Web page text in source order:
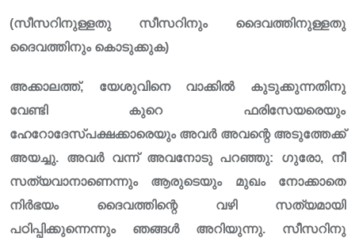
(സീസറിനുള്ളതു സീസറിനും ദൈവത്തിനുള്ളതു
ദൈവത്തിനും കൊടുക്കുക)
അക്കാലത്ത്, യേശുവിനെ വാക്കിൽ കുടുക്കുന്നതിനു
വേണ്ടി കുറെ ഫരിസേയരെയും
ഹേറോദേസ്പക്ഷക്കാരെയും അവർ അവന്റെ അടുത്തേക്ക്
അയച്ചു. അവർ വന്ന് അവനോടു പറഞ്ഞു: ഗുരോ, നീ
സത്യവാനാണെന്നും ആരുടെയും മുഖം നോക്കാതെ
നിർഭയം ദൈവത്തിന്റെ വഴി സത്യമായി
പഠിപ്പിക്കുന്നെന്നും ഞങ്ങൾ അറിയുന്നു. സീസറിനു